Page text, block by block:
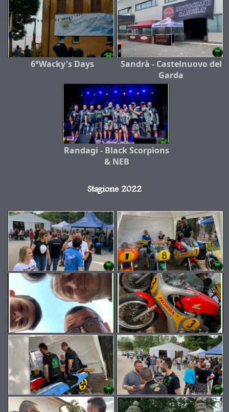
6°Wacky's Days
Sandrà - Castelnuovo del
Garda
Randagi - Black Scorpions
& NEB
Stagione 2022